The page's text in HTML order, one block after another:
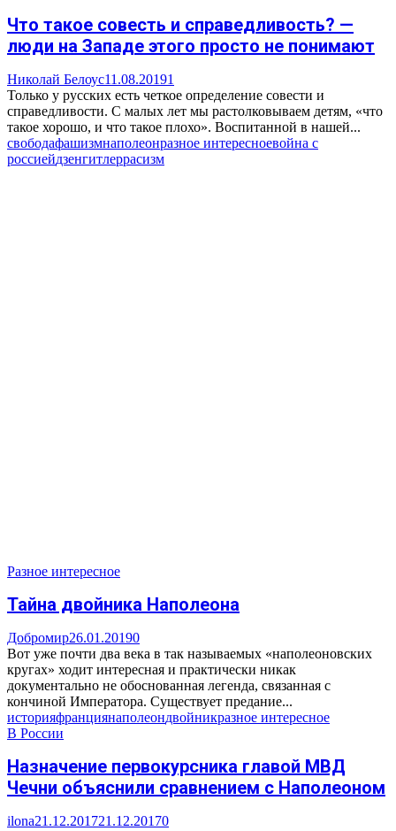
Что такое совесть и справедливость? —
люди на Западе этого просто не понимают
Николай Белоус11.08.20191
Только у русских есть четкое определение совести и
справедливости. С малых лет мы растолковываем детям, «что
такое хорошо, и что такое плохо». Воспитанной в нашей...
свободафашизмнаполеонразное интересноевойна с
россиейдзенгитлеррасизм
Разное интересное
Тайна двойника Наполеона
Добромир26.01.20190
Вот уже почти два века в так называемых «наполеоновских
кругах» ходит интересная и практически никак
документально не обоснованная легенда, связанная с
кончиной Императора. Существует предание...
историяфранциянаполеондвойникразное интересное
В России
Назначение первокурсника главой МВД
Чечни объяснили сравнением с Наполеоном
ilona21.12.201721.12.20170